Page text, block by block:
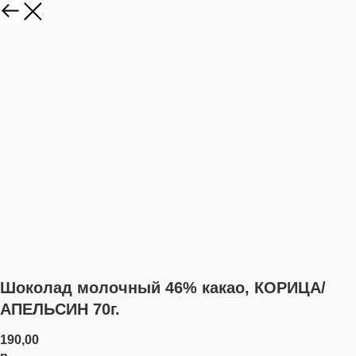
Шоколад молочный 46% какао, КОРИЦА/
АПЕЛЬСИН 70г.
190,00